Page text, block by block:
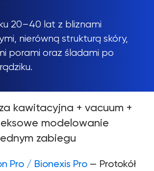
20–40 lat z bliznami
nierówną strukturą skóry,
porami oraz śladami po
kawitacyjna + vacuum +
modelowanie
zabiegu
Pro / Bionexis Pro — Protokół